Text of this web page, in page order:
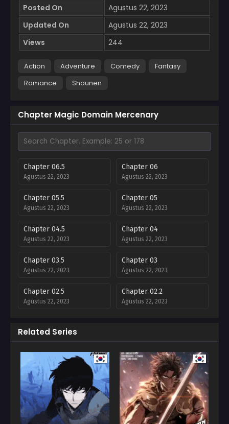
Posted On
Agustus 22, 2023
Updated On
Agustus 22, 2023
Views
244
Action Adventure Comedy
Fantasy
Romance
Shounen
Chapter Magic Domain Mercenary
Chapter 06.5
Agustus 22, 2023
Chapter 06
Agustus 22, 2023
Chapter 05.5
Agustus 22, 2023
Chapter 05
Agustus 22, 2023
Chapter 04.5
Agustus 22, 2023
Chapter 04
Agustus 22, 2023
Chapter 03.5
Agustus 22, 2023
Chapter 03
Agustus 22, 2023
Chapter 02.5
Agustus 22, 2023
Chapter 02.2
Agustus 22, 2023
Agustus 22, 2023
Related Series